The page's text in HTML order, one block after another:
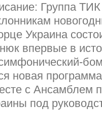
Группа ТИК
Украина
впервые в
новая
с Ансамблем
под